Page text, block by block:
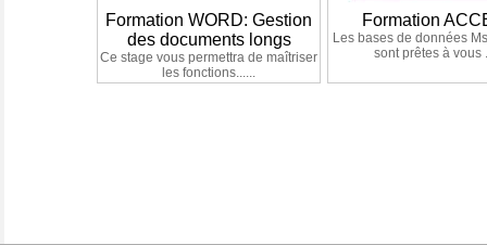
Formation WORD: Gestion
des documents longs
Ce stage vous permettra de maîtriser
les fonctions......
Formation
Les bases de données
sont prêtes à vous